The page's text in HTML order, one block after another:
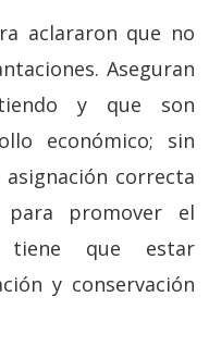
aclararon que no
Aseguran
y que son
económico; sin
correcta
promover el
que estar
y conservación